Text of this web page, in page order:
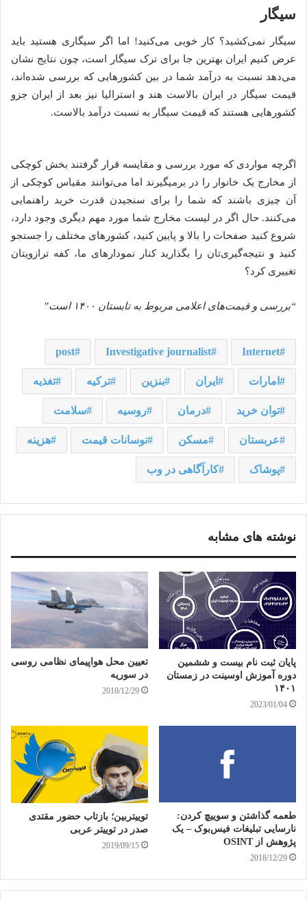
سیگار
سیگار نمی‌کشید؟ کار خوبی می‌کنید! اما اگر سیگاری هستید باید
عرض کنیم ایران بهترین جا برای ترک سیگار است، چون نتایج نشان
می‌دهد نسبت به درآمد شما در بین کشورهایی که بررسی شده‌اند،
قیمت سیگار در ایران بالاست هند و استرالیا نیز بعد از ایران جزو
کشورهایی هستند که قیمت سیگار به نسبت درآمد بالاست.
اگرچه مواردی که مورد بررسی و مقایسه قرار گرفتند بخش کوچکی
از مخارج یک خانوار را در برمیگیرند اما می‌توانند مقیاس کوچکی از
آن چیزی باشند که شما را برای سنجیدن قدرت خرید راهنمایی
می‌کنند. حال اگر در لیست مخارج شما مورد مهم دیگری وجود دارد،
شروع کنید صفحات را بالا و پایین کنید، کشورهای مختلف را جستجو
کنید و نتیجه‌گیری‌تان را بگذارید کنار نمودارهای ما، کفه ترازویتان
تغییری کرد؟
“بررسی و قیمت‌های اعلامی مربوط به تابستان ۱۴۰۰ است”
Internet
Investigative journalist
post
امارات ایران بنزین ترکیه تغذیه
توان خرید درمان روسیه سلامت
عربستان مسکن نوسانات قیمت هزینه
پوشاک کارآگاهی در وب
نوشته های مشابه
پایان ثبت نام بیست و ششمین
دوره آموزش اوسینت در زمستان
۱۴۰۱
2023/01/04
تعیین محل هواپیمای نظامی روسی
در سوریه
2018/12/29
طعمه گذاشتن و سوییچ کردن:
نارسایی تبلیغات فیس‌بوک – یک
پژوهش از OSINT
2018/12/29
توییتربین؛ بازتاب حضور مقتدی
صدر در توییتر عربی
2019/09/15